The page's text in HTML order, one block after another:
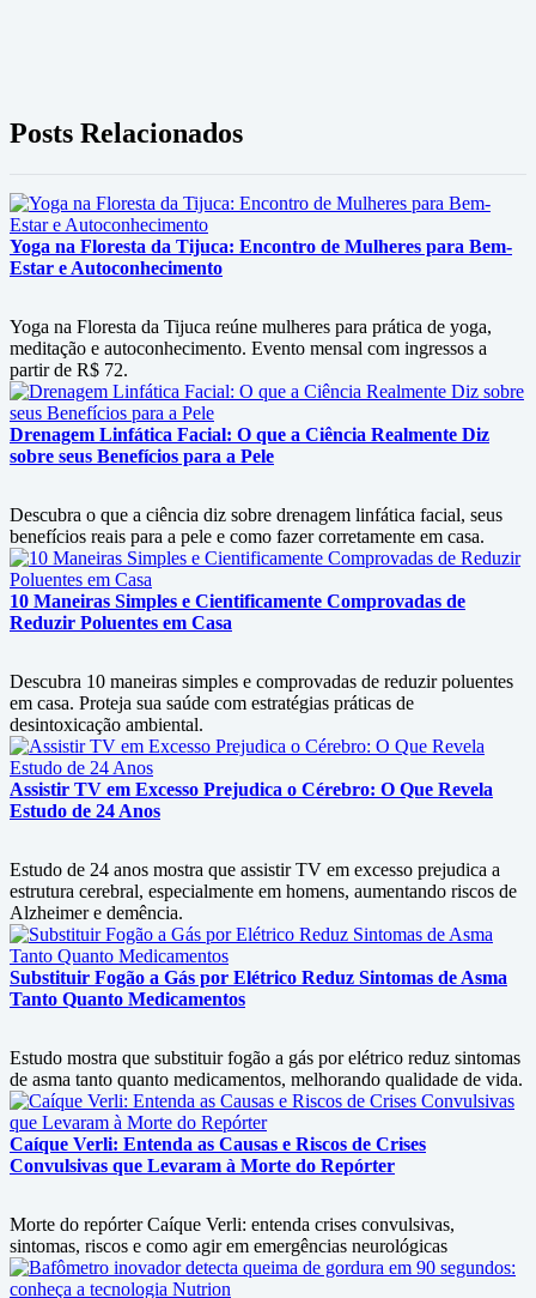
Posts Relacionados
Yoga na Floresta da Tijuca: Encontro de Mulheres para Bem-
Estar e Autoconhecimento
Yoga na Floresta da Tijuca reúne mulheres para prática de yoga,
meditação e autoconhecimento. Evento mensal com ingressos a
partir de R$ 72.
Drenagem Linfática Facial: O que a Ciência Realmente Diz
sobre seus Benefícios para a Pele
Descubra o que a ciência diz sobre drenagem linfática facial, seus
benefícios reais para a pele e como fazer corretamente em casa.
10 Maneiras Simples e Cientificamente Comprovadas de
Reduzir Poluentes em Casa
Descubra 10 maneiras simples e comprovadas de reduzir poluentes
em casa. Proteja sua saúde com estratégias práticas de
desintoxicação ambiental.
Assistir TV em Excesso Prejudica o Cérebro: O Que Revela
Estudo de 24 Anos
Estudo de 24 anos mostra que assistir TV em excesso prejudica a
estrutura cerebral, especialmente em homens, aumentando riscos de
Alzheimer e demência.
Substituir Fogão a Gás por Elétrico Reduz Sintomas de Asma
Tanto Quanto Medicamentos
Estudo mostra que substituir fogão a gás por elétrico reduz sintomas
de asma tanto quanto medicamentos, melhorando qualidade de vida.
Caíque Verli: Entenda as Causas e Riscos de Crises
Convulsivas que Levaram à Morte do Repórter
Morte do repórter Caíque Verli: entenda crises convulsivas,
sintomas, riscos e como agir em emergências neurológicas